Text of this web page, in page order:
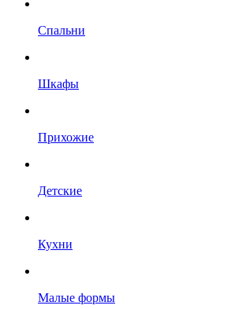
Спальни
Шкафы
Прихожие
Детские
Кухни
Малые формы